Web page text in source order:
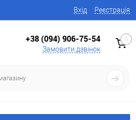
Вхід Реєстрація
+38 (094) 906-75-54
Замовити дзвінок
0